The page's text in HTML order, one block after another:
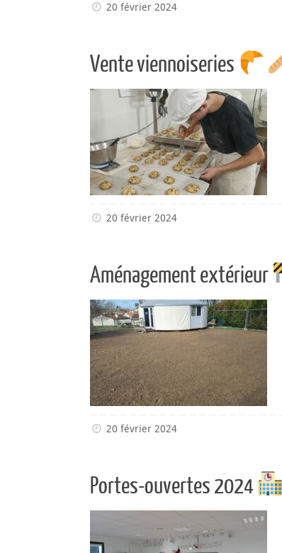
20 février 2024
Vente viennoiseries
20 février 2024
Aménagement extérieur
20 février 2024
Portes-ouvertes 2024